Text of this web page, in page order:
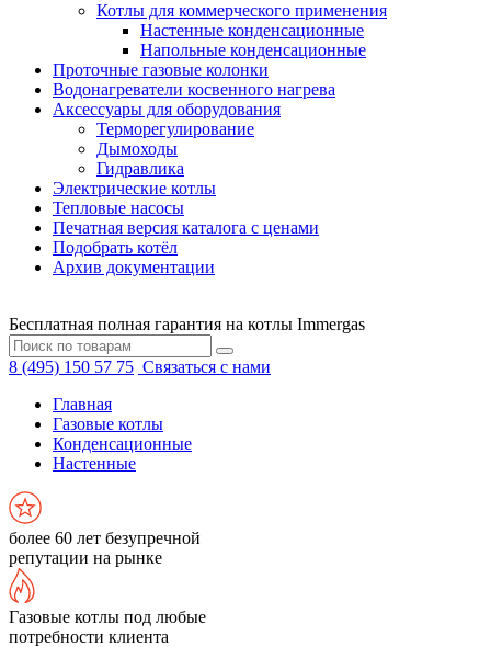
Котлы для коммерческого применения
Настенные конденсационные
Напольные конденсационные
Проточные газовые колонки
Водонагреватели косвенного нагрева
Аксессуары для оборудования
Терморегулирование
Дымоходы
Гидравлика
Электрические котлы
Тепловые насосы
Печатная версия каталога с ценами
Подобрать котёл
Архив документации
Бесплатная полная гарантия на котлы Immergas
8 (495) 150 57 75 Связаться с нами
Главная
Газовые котлы
Конденсационные
Настенные
более 60 лет безупречной
репутации на рынке
Газовые котлы под любые
потребности клиента